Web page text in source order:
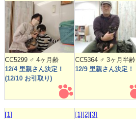
CC5299 ♂ 4ヶ月齢
12/4 里親さん決定！
(12/10 お引取り)
CC5364 ♂ 3ヶ月半齢
12/9 里親さん決定！
[1] [1] [2] [3]